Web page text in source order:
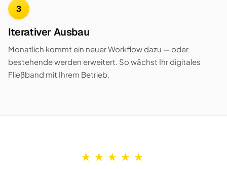
3
Iterativer Ausbau
Monatlich kommt ein neuer Workflow dazu — oder
bestehende werden erweitert. So wächst Ihr digitales
Fließband mit Ihrem Betrieb.
★ ★ ★ ★ ★